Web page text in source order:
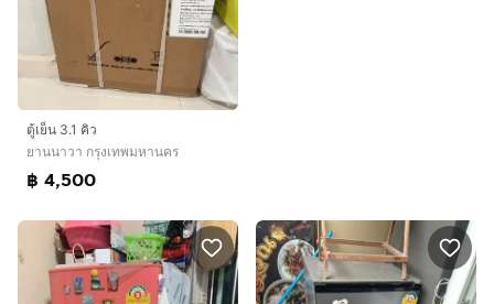
ตู้เย็น 3.1 คิว
ยานนาวา กรุงเทพมหานคร
฿ 4,500